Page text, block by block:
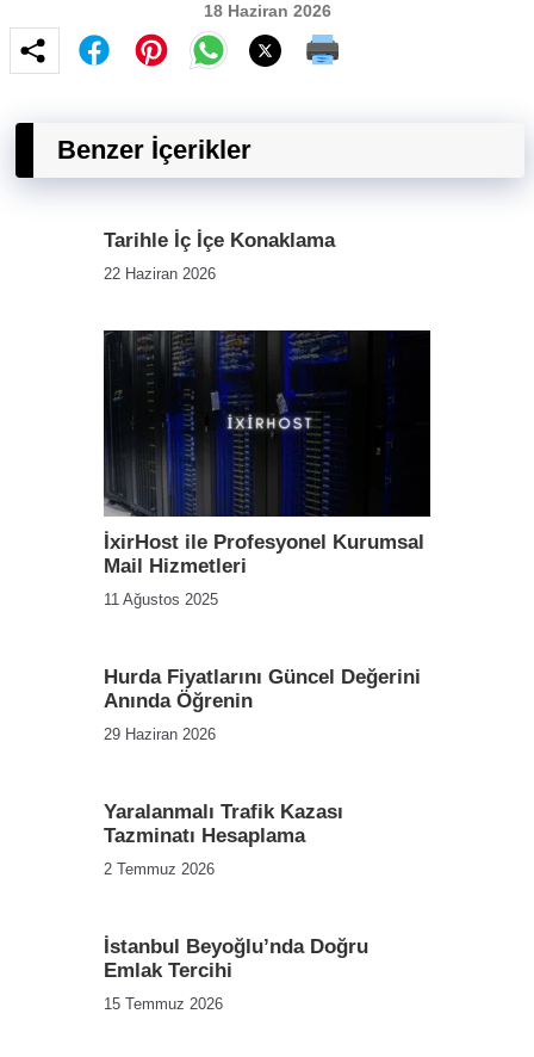
18 Haziran 2026
Benzer İçerikler
Tarihle İç İçe Konaklama
22 Haziran 2026
İxirHost ile Profesyonel Kurumsal
Mail Hizmetleri
11 Ağustos 2025
Hurda Fiyatlarını Güncel Değerini
Anında Öğrenin
29 Haziran 2026
Yaralanmalı Trafik Kazası
Tazminatı Hesaplama
2 Temmuz 2026
İstanbul Beyoğlu’nda Doğru
Emlak Tercihi
15 Temmuz 2026